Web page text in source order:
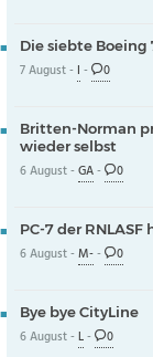
Die siebte
7 August - I - 0
Britten-Norman
wieder selbst
6 August -GA- 0
PC-7 der
6 August -M-- 0
Bye bye CityLine
6 August -L- 0